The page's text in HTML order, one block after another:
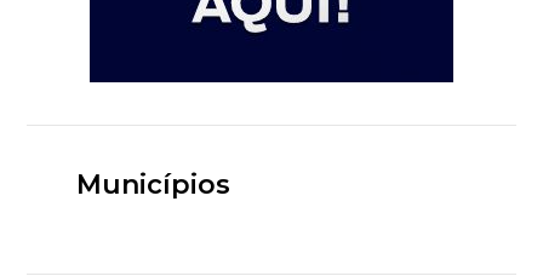
Municípios